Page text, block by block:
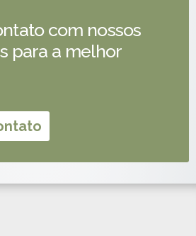
com nossos
para a melhor